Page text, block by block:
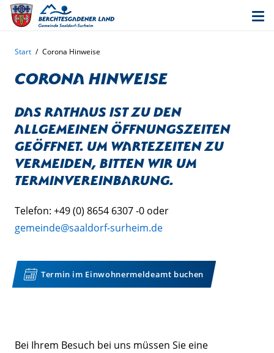
Start / Corona Hinweise
Corona Hinweise
Das Rathaus ist zu den
allgemeinen Öffnungszeiten
geöffnet. Um Wartezeiten zu
vermeiden, bitten wir um
Terminvereinbarung.
Telefon: +49 (0) 8654 6307 -0 oder
gemeinde@saaldorf-surheim.de
Termin im Einwohnermeldeamt buchen
Bei Ihrem Besuch bei uns müssen Sie eine